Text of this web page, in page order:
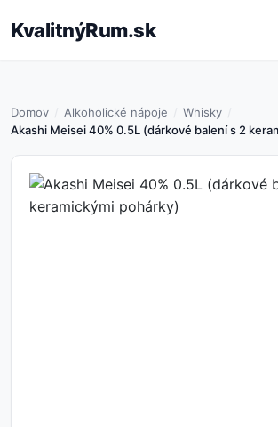
KvalitnýRum.sk
Domov Alkoholické nápoje
Whisky
Akashi Meisei 40% 0.5L (dárkové balení s 2